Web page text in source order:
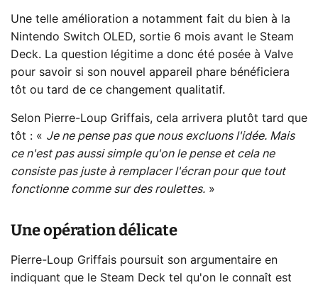
Une telle amélioration a notamment fait du bien à la
Nintendo Switch OLED, sortie 6 mois avant le Steam
Deck. La question légitime a donc été posée à Valve
pour savoir si son nouvel appareil phare bénéficiera
tôt ou tard de ce changement qualitatif.
Selon Pierre-Loup Griffais, cela arrivera plutôt tard que
tôt : « Je ne pense pas que nous excluons l'idée. Mais
ce n'est pas aussi simple qu'on le pense et cela ne
consiste pas juste à remplacer l'écran pour que tout
fonctionne comme sur des roulettes. »
Une opération délicate
Pierre-Loup Griffais poursuit son argumentaire en
indiquant que le Steam Deck tel qu'on le connaît est